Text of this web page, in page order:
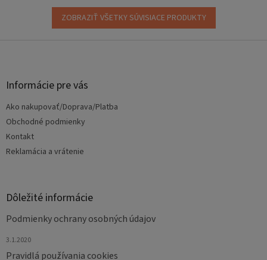
ZOBRAZIŤ VŠETKY SÚVISIACE PRODUKTY
Informácie pre vás
Ako nakupovať/Doprava/Platba
Obchodné podmienky
Kontakt
Reklamácia a vrátenie
Dôležité informácie
Podmienky ochrany osobných údajov
3.1.2020
Pravidlá používania cookies